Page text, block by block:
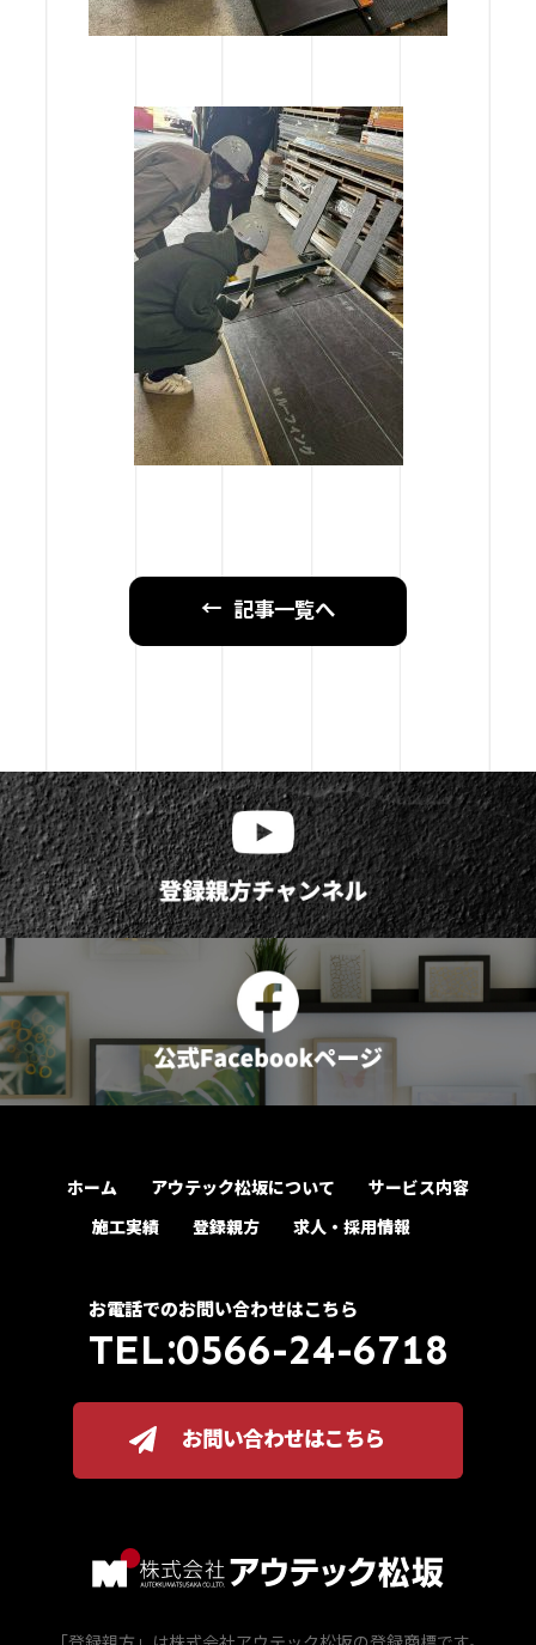
記事一覧へ
ホーム アウテック松坂について
サービス内容
施工実績
登録親方 求人・採用情報
お電話でのお問い合わせはこちら
TEL:0566-24-6718
お問い合わせはこちら